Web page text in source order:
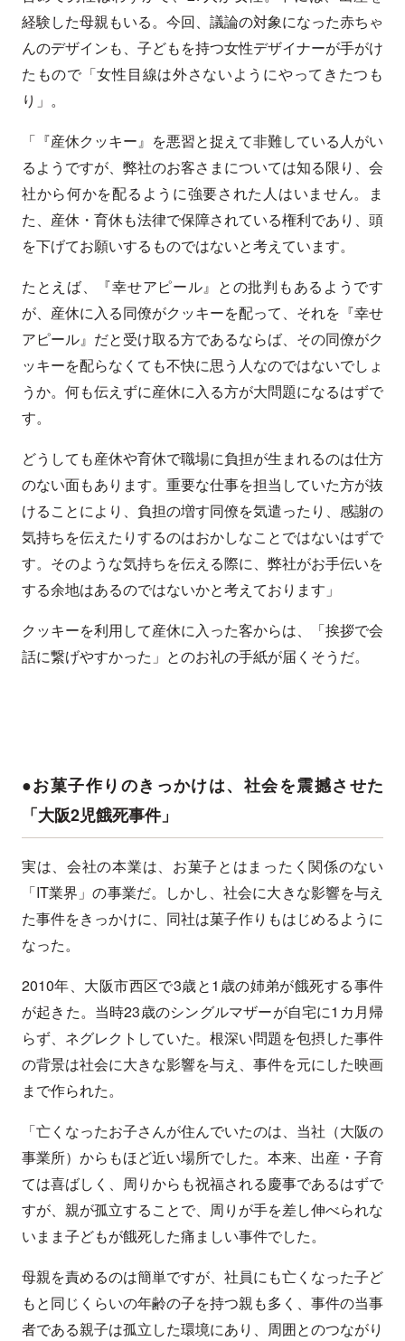
経験した母親もいる。今回、議論の対象になった赤ちゃ
んのデザインも、子どもを持つ女性デザイナーが手がけ
たもので「女性目線は外さないようにやってきたつも
り」。
「『産休クッキー』を悪習と捉えて非難している人がい
るようですが、弊社のお客さまについては知る限り、会
社から何かを配るように強要された人はいません。ま
た、産休・育休も法律で保障されている権利であり、頭
を下げてお願いするものではないと考えています。
たとえば、『幸せアピール』との批判もあるようです
が、産休に入る同僚がクッキーを配って、それを『幸せ
アピール』だと受け取る方であるならば、その同僚がク
ッキーを配らなくても不快に思う人なのではないでしょ
うか。何も伝えずに産休に入る方が大問題になるはずで
す。
どうしても産休や育休で職場に負担が生まれるのは仕方
のない面もあります。重要な仕事を担当していた方が抜
けることにより、負担の増す同僚を気遣ったり、感謝の
気持ちを伝えたりするのはおかしなことではないはずで
す。そのような気持ちを伝える際に、弊社がお手伝いを
する余地はあるのではないかと考えております」
クッキーを利用して産休に入った客からは、「挨拶で会
話に繋げやすかった」とのお礼の手紙が届くそうだ。
●お菓子作りのきっかけは、社会を震撼させた
「大阪2児餓死事件」
実は、会社の本業は、お菓子とはまったく関係のない
「IT業界」の事業だ。しかし、社会に大きな影響を与え
た事件をきっかけに、同社は菓子作りもはじめるように
なった。
2010年、大阪市西区で3歳と1歳の姉弟が餓死する事件
が起きた。当時23歳のシングルマザーが自宅に1カ月帰
らず、ネグレクトしていた。根深い問題を包摂した事件
の背景は社会に大きな影響を与え、事件を元にした映画
まで作られた。
「亡くなったお子さんが住んでいたのは、当社（大阪の
事業所）からもほど近い場所でした。本来、出産・子育
ては喜ばしく、周りからも祝福される慶事であるはずで
すが、親が孤立することで、周りが手を差し伸べられな
いまま子どもが餓死した痛ましい事件でした。
母親を責めるのは簡単ですが、社員にも亡くなった子ど
もと同じくらいの年齢の子を持つ親も多く、事件の当事
者である親子は孤立した環境にあり、周囲とのつながり